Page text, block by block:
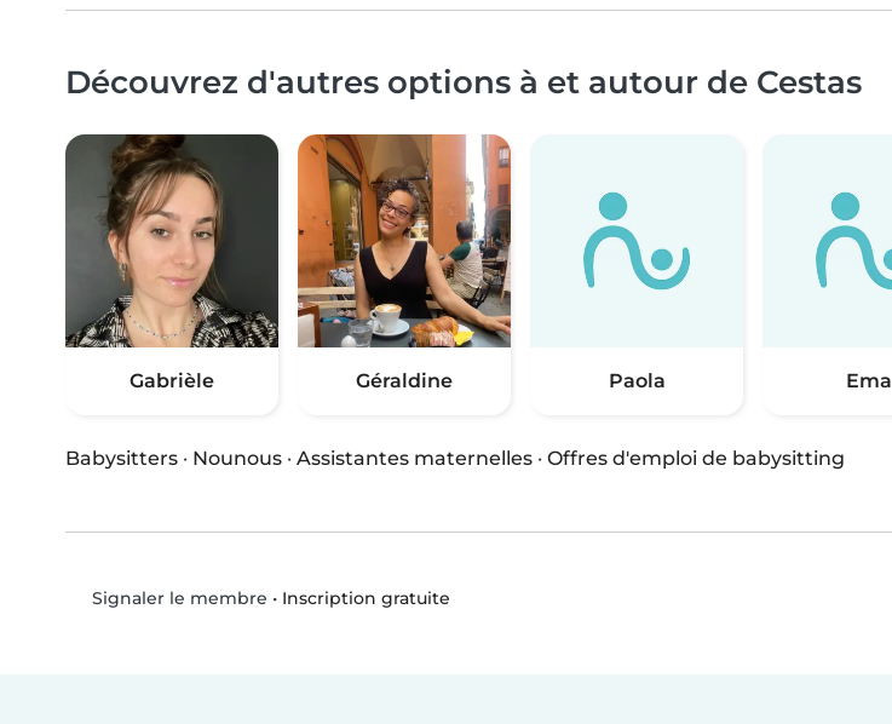
Découvrez d'autres options à et autour de Cestas
Gabrièle Géraldine Paola Ema
Babysitters · Nounous · Assistantes maternelles · Offres d'emploi de babysitting
Signaler le membre • Inscription gratuite